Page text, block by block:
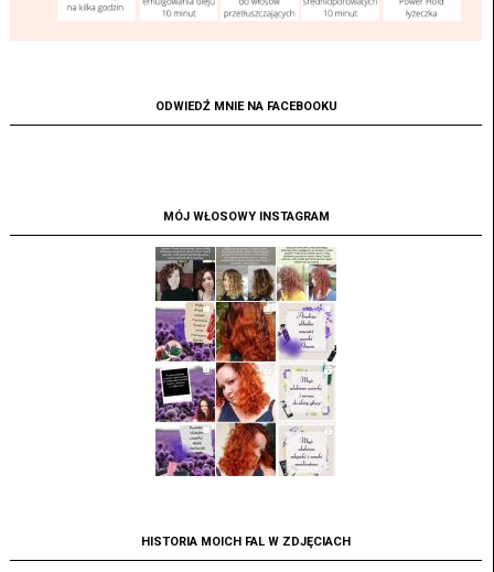
ODWIEDŹ MNIE NA FACEBOOKU
MÓJ WŁOSOWY INSTAGRAM
HISTORIA MOICH FAL W ZDJĘCIACH